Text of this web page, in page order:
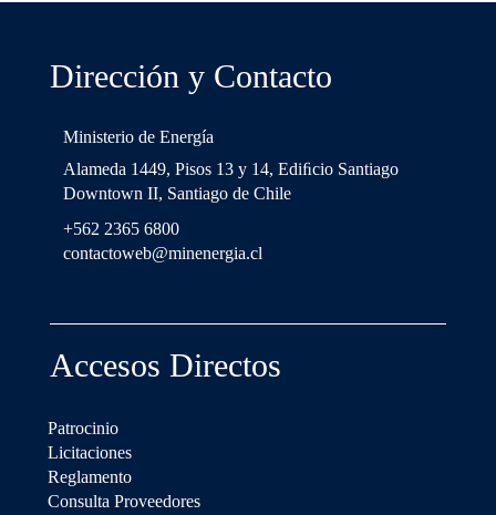
Dirección y Contacto
Ministerio de Energía
Alameda 1449, Pisos 13 y 14, Ediﬁcio Santiago
Downtown II, Santiago de Chile
+562 2365 6800
contactoweb@minenergia.cl
Accesos Directos
Patrocinio
Licitaciones
Reglamento
Consulta Proveedores